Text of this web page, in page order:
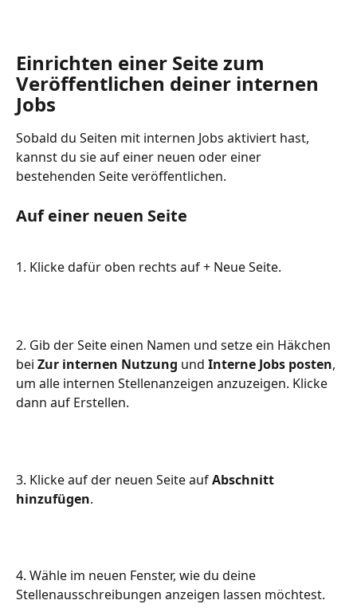
Einrichten einer Seite zum
Veröffentlichen deiner internen
Jobs
Sobald du Seiten mit internen Jobs aktiviert hast,
kannst du sie auf einer neuen oder einer
bestehenden Seite veröffentlichen.
Auf einer neuen Seite
1. Klicke dafür oben rechts auf + Neue Seite.
2. Gib der Seite einen Namen und setze ein Häkchen
bei Zur internen Nutzung und Interne Jobs posten,
um alle internen Stellenanzeigen anzuzeigen. Klicke
dann auf Erstellen.
3. Klicke auf der neuen Seite auf Abschnitt
hinzufügen.
4. Wähle im neuen Fenster, wie du deine
Stellenausschreibungen anzeigen lassen möchtest.